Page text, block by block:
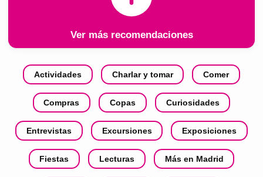
Ver más recomendaciones
Actividades Charlar y tomar Comer
Compras Copas Curiosidades
Entrevistas Excursiones Exposiciones
Fiestas Lecturas Más en Madrid